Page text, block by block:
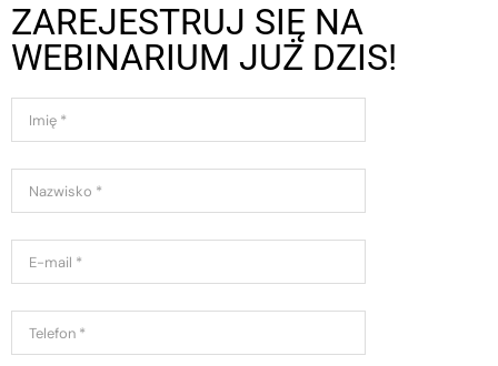
ZAREJESTRUJ SIĘ NA
WEBINARIUM JUŻ DZIS!